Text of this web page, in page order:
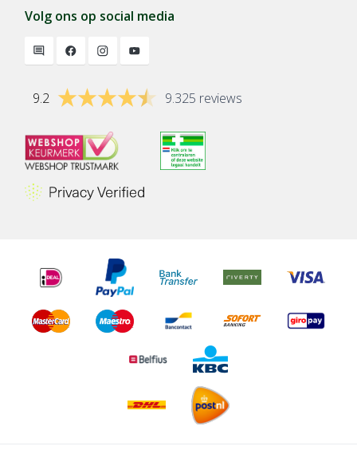
Volg ons op social media
9.2 9.325 reviews